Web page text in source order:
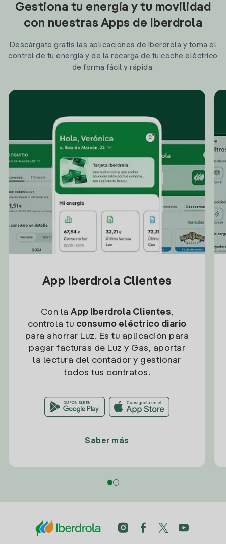
Gestiona tu energía y tu movilidad
con nuestras Apps de Iberdrola
Descárgate gratis las aplicaciones de Iberdrola y toma el
control de tu energía y de la recarga de tu coche eléctrico
de forma fácil y rápida.
App Iberdrola Clientes
Con la App Iberdrola Clientes,
controla tu consumo eléctrico diario
para ahorrar Luz. Es tu aplicación para
pagar facturas de Luz y Gas, aportar
la lectura del contador y gestionar
todos tus contratos.
Saber más